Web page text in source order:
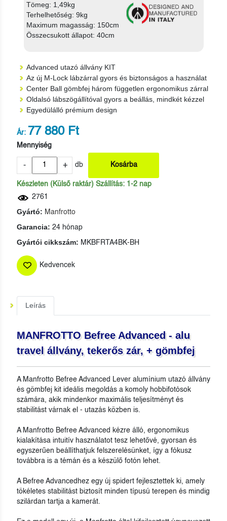
Tömeg: 1,49kg
Terhelhetőség: 9kg
Maximum magasság: 150cm
Összecsukott állapot: 40cm
Advanced utazó állvány KIT
Az új M-Lock lábzárral gyors és biztonságos a használat
Center Ball gömbfej három független ergonomikus zárral
Oldalsó lábszögállítóval gyors a beállás, mindkét kézzel
Egyedülálló prémium design
Ár: 77 880 Ft
Mennyiség
- + db Kosárba
Készleten (Külső raktár) Szállítás: 1-2 nap
2761
Gyártó: Manfrotto
Garancia: 24 hónap
Gyártói cikkszám: MKBFRTA4BK-BH
Kedvencek
Leírás
MANFROTTO Befree Advanced - alu
travel állvány, tekerős zár, + gömbfej
A Manfrotto Befree Advanced Lever alumínium utazó állvány
és gömbfej kit ideális megoldás a komoly hobbifotósok
számára, akik mindenkor maximális teljesítményt és
stabilitást várnak el - utazás közben is.
A Manfrotto Befree Advanced kézre álló, ergonomikus
kialakítása intuitív használatot tesz lehetővé, gyorsan és
egyszerűen beállíthatjuk felszerelésünket, így a fókusz
továbbra is a témán és a készülő fotón lehet.
A Befree Advancedhez egy új spidert fejlesztettek ki, amely
tökéletes stabilitást biztosít minden típusú terepen és mindig
szilárdan tartja a kamerát.